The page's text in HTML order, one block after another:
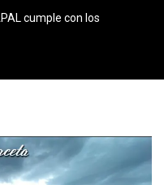
cumple con los